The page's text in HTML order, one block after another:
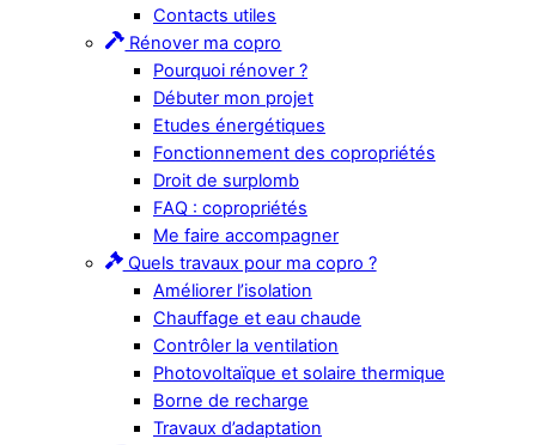
Contacts utiles
Rénover ma copro
Pourquoi rénover ?
Débuter mon projet
Etudes énergétiques
Fonctionnement des copropriétés
Droit de surplomb
FAQ : copropriétés
Me faire accompagner
Quels travaux pour ma copro ?
Améliorer l’isolation
Chauffage et eau chaude
Contrôler la ventilation
Photovoltaïque et solaire thermique
Borne de recharge
Travaux d’adaptation